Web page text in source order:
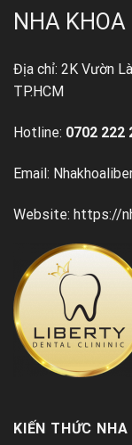
NHA KHOA
Địa chỉ: 2K Vườn
TP.HCM
Hotline: 0702 222
Email:
Website: https://
KIẾN THỨC